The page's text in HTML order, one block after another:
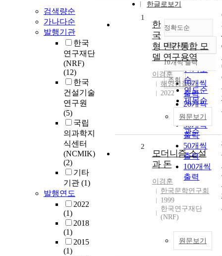
검색량순
가나다순
발행기관
한국
연구재단
(NRF)
(12)
한국
건설기술
연구원
(5)
국립
의과학지
식센터
(NCMIK)
(2)
기타
기관 (1)
발행연도
2022
(1)
2018
(1)
2015
(1)
한글로보기
정확도순
정확도
순
인기도
순
연도순
제목순
발행기
관순
내림차순
내림차순
10개씩 출력
10개씩
출력
20개씩
출력
30개씩
출력
50개씩
출력
100개씩
출력
조회
1
한
국
형 민간통합 모
델 연구용역
이경훈
해양경찰청
2022
원문보기
2
모더니즘 소설
과 돈
이경훈
한국문학연구회
1999
한국연구재단
(NRF)
원문보기